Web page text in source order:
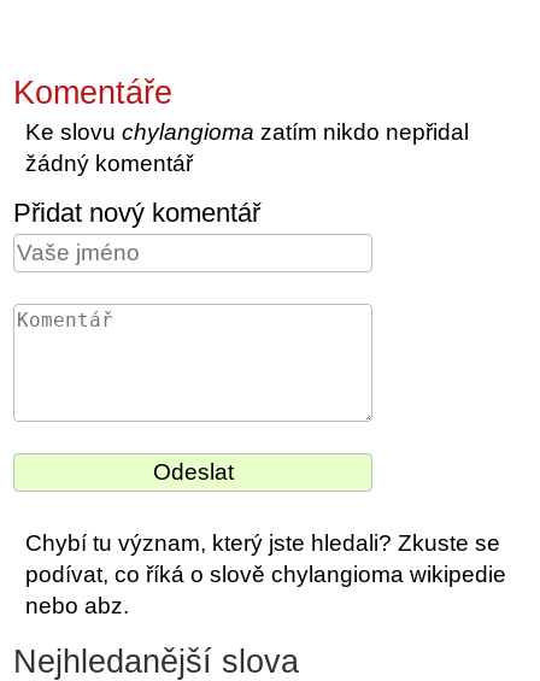
Komentáře
Ke slovuchylangioma zatím nikdo nepřidal
žádný komentář
Přidat nový komentář
Chybí tu význam, který jste hledali? Zkuste se
podívat, co říká o slově chylangioma wikipedie
nebo abz.
Nejhledanější slova